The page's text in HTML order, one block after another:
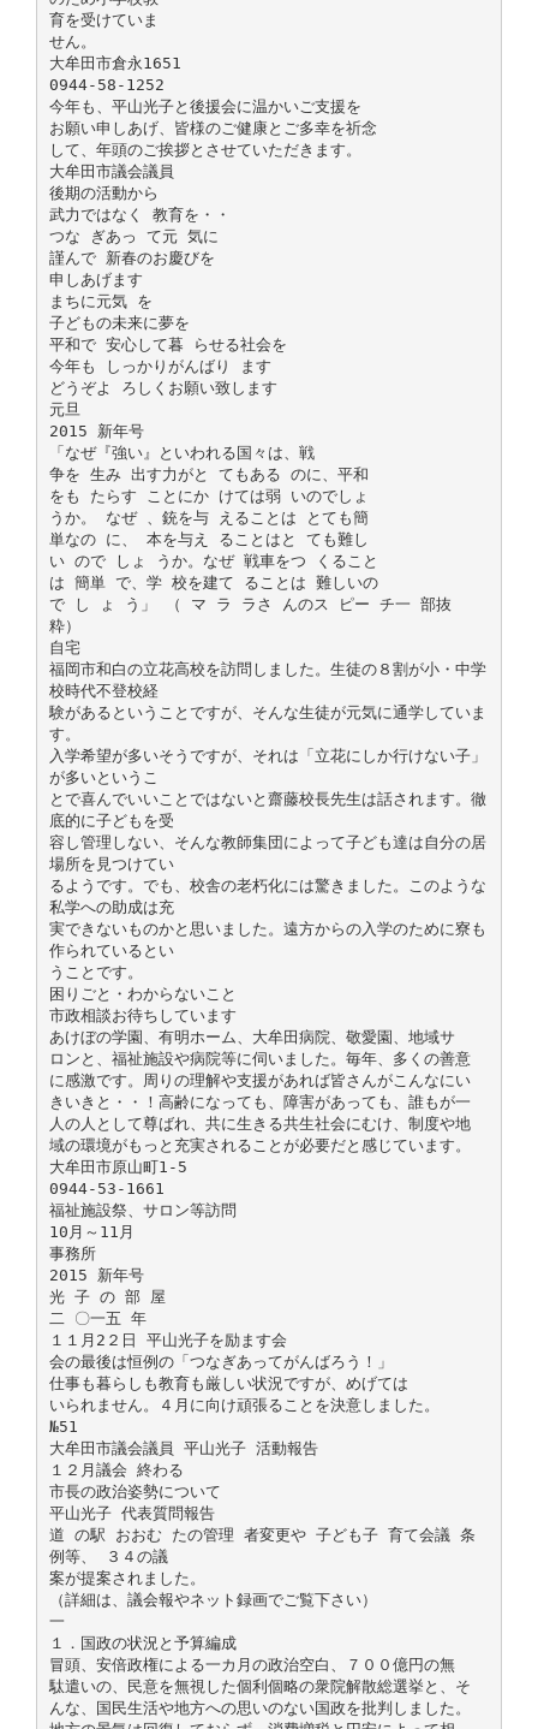
育を受けていま
せん。
大牟田市倉永1651
0944-58-1252
今年も、平山光子と後援会に温かいご支援を
お願い申しあげ、皆様のご健康とご多幸を祈念
して、年頭のご挨拶とさせていただきます。
大牟田市議会議員
後期の活動から
武力ではなく 教育を・・
つな ぎあっ て元 気に
謹んで 新春のお慶びを
申しあげます
まちに元気 を
子どもの未来に夢を
平和で 安心して暮 らせる社会を
今年も しっかりがんばり ます
どうぞよ ろしくお願い致します
元旦
2015 新年号
「なぜ『強い』といわれる国々は、戦
争を 生み 出す力がと てもある のに、平和
をも たらす ことにか けては弱 いのでしょ
うか。 なぜ 、銃を与 えることは とても簡
単なの に、 本を与え ることはと ても難し
い ので しょ うか。なぜ 戦車をつ くること
は 簡単 で、学 校を建て ることは 難しいの
で し ょ う」 （ マ ラ ラさ んのス ピー チ一 部抜
粋）
自宅
福岡市和白の立花高校を訪問しました。生徒の８割が小・中学
校時代不登校経
験があるということですが、そんな生徒が元気に通学していま
す。
入学希望が多いそうですが、それは「立花にしか行けない子」
が多いというこ
とで喜んでいいことではないと齋藤校長先生は話されます。徹
底的に子どもを受
容し管理しない、そんな教師集団によって子ども達は自分の居
場所を見つけてい
るようです。でも、校舎の老朽化には驚きました。このような
私学への助成は充
実できないものかと思いました。遠方からの入学のために寮も
作られているとい
うことです。
困りごと・わからないこと
市政相談お待ちしています
あけぼの学園、有明ホーム、大牟田病院、敬愛園、地域サ
ロンと、福祉施設や病院等に伺いました。毎年、多くの善意
に感激です。周りの理解や支援があれば皆さんがこんなにい
きいきと・・！高齢になっても、障害があっても、誰もが一
人の人として尊ばれ、共に生きる共生社会にむけ、制度や地
域の環境がもっと充実されることが必要だと感じています。
大牟田市原山町1-5
0944-53-1661
福祉施設祭、サロン等訪問
10月～11月
事務所
2015 新年号
光 子 の 部 屋
二 〇一五 年
１１月2２日 平山光子を励ます会
会の最後は恒例の「つなぎあってがんばろう！」
仕事も暮らしも教育も厳しい状況ですが、めげては
いられません。４月に向け頑張ることを決意しました。
№51
大牟田市議会議員 平山光子 活動報告
１２月議会 終わる
市長の政治姿勢について
平山光子 代表質問報告
道 の駅 おおむ たの管理 者変更や 子ども子 育て会議 条
例等、 ３４の議
案が提案されました。
（詳細は、議会報やネット録画でご覧下さい）
一
１．国政の状況と予算編成
冒頭、安倍政権による一カ月の政治空白、７００億円の無
駄遣いの、民意を無視した個利個略の衆院解散総選挙と、そ
んな、国民生活や地方への思いのない国政を批判しました。